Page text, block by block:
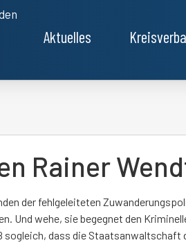
Aktuelles
Rainer
der fehlgeleiteten
Und wehe, sie begegnet den
dass die